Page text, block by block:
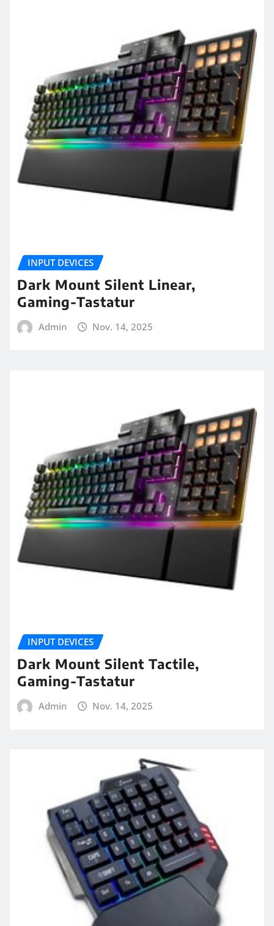
INPUT DEVICES
Dark Mount Silent Linear,
Gaming-Tastatur
Admin Nov. 14, 2025
INPUT DEVICES
Dark Mount Silent Tactile,
Gaming-Tastatur
Admin Nov. 14, 2025